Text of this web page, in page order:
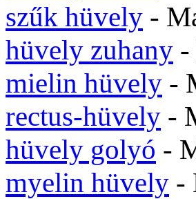
szűk hüvely -
hüvely zuhany
mielin hüvely -
rectus-hüvely -
hüvely golyó -
myelin hüvely -